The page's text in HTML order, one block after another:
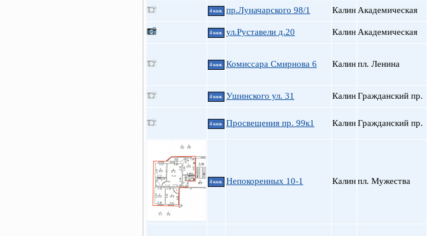
4 ккв. пр.Луначарского 98/1 Калин Академическая
4 ккв. ул.Руставели д.20 Калин Академическая
4 ккв. Комиссара Смирнова 6 Калинпл. Ленина
4 ккв. Ушинского ул. 31 КалинГражданский пр.
4 ккв. Просвещения пр. 99к1 КалинГражданский пр.
4 ккв. Непокоренных 10-1 Калинпл. Мужества